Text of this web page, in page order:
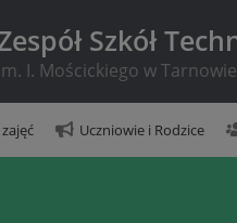
Szkół
I. Mościckiego w
Uczniowie i Rodzice